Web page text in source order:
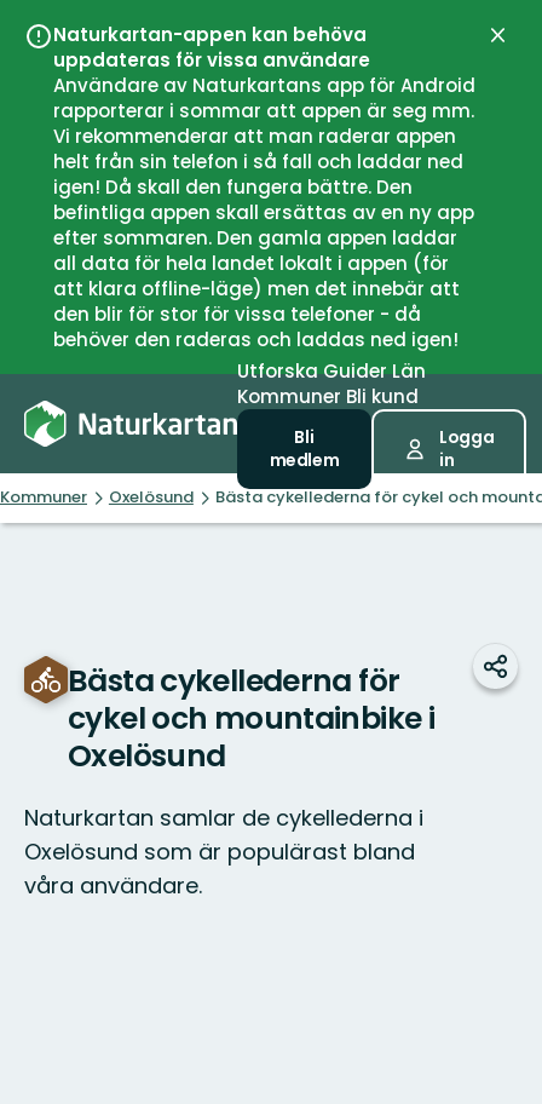
Naturkartan-appen kan behöva
uppdateras för vissa användare
Användare av Naturkartans app för Android
rapporterar i sommar att appen är seg mm.
Vi rekommenderar att man raderar appen
helt från sin telefon i så fall och laddar ned
igen! Då skall den fungera bättre. Den
befintliga appen skall ersättas av en ny app
efter sommaren. Den gamla appen laddar
all data för hela landet lokalt i appen (för
att klara offline-läge) men det innebär att
den blir för stor för vissa telefoner - då
behöver den raderas och laddas ned igen!
UtforskaGuiderLän
Kommuner Bli kund
Bli
medlem
Logga
in
Kommuner Oxelösund Bästa cykellederna för cykel och
Bästa cykellederna för
cykel och mountainbike i
Oxelösund
Naturkartan samlar de cykellederna i
Oxelösund som är populärast bland
våra användare.
Dela